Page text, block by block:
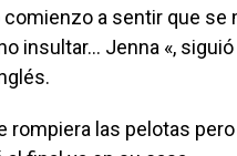
a sentir que se
insultar… Jenna «,
rompiera las pelotas